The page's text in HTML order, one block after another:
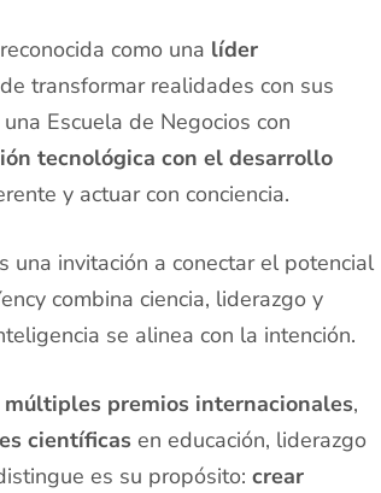
como una líder
transformar realidades con sus
una Escuela de Negocios con
tecnológica con el desarrollo
y actuar con conciencia.
una invitación a conectar el potencial
combina ciencia, liderazgo y
se alinea con la intención.
múltiples premios internacionales,
científicas en educación, liderazgo
es su propósito:crear